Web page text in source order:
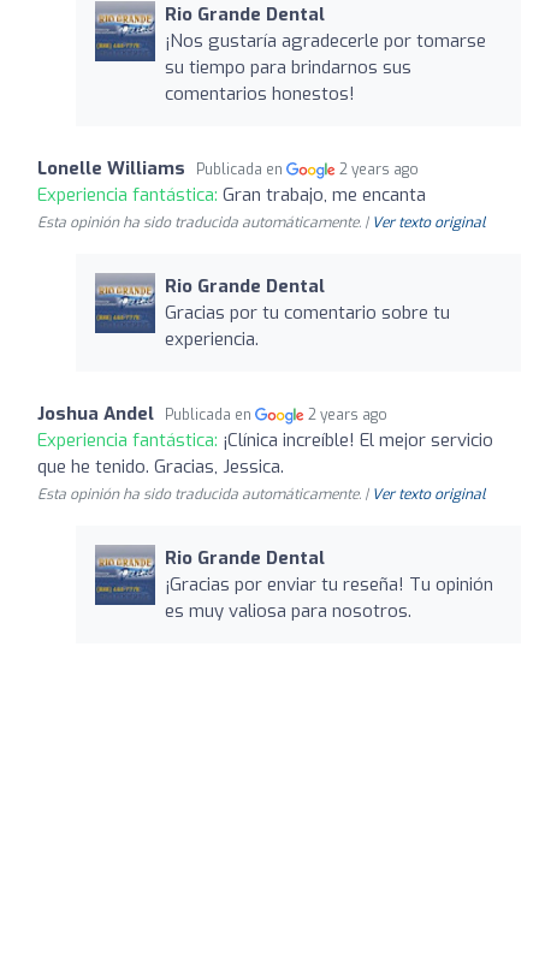
Rio Grande Dental
¡Nos gustaría agradecerle por tomarse
su tiempo para brindarnos sus
comentarios honestos!
Lonelle Williams Publicada en 2 years ago
Experiencia fantástica: Gran trabajo, me encanta
Esta opinión ha sido traducida automáticamente. | Ver texto original
Rio Grande Dental
Gracias por tu comentario sobre tu
experiencia.
Joshua Andel Publicada en 2 years ago
Experiencia fantástica: ¡Clínica increíble! El mejor servicio
que he tenido. Gracias, Jessica.
Esta opinión ha sido traducida automáticamente. | Ver texto original
Rio Grande Dental
¡Gracias por enviar tu reseña! Tu opinión
es muy valiosa para nosotros.